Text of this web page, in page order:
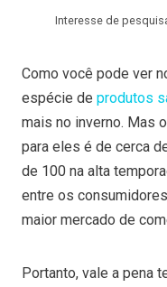
Interesse de
Como você pode ver
espécie de produtos
mais no inverno. Mas
para eles é de cerca
de 100 na alta
entre os
maior mercado de
Portanto, vale a pena